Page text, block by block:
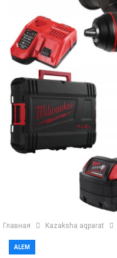
Главная Kazaksha aqparat
ALEM